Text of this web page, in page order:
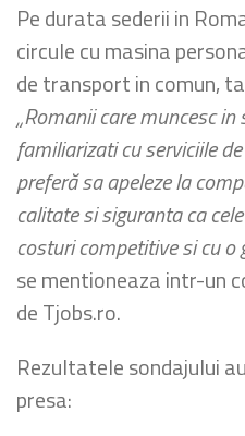
Pe durata sederii in
circule cu masina
de transport in comun,
„Romanii care muncesc
familiarizati cu serviciile
preferă sa apeleze la
calitate si siguranta ca
costuri competitive si cu o
se mentioneaza intr-un
de Tjobs.ro.
Rezultatele sondajului
presa: